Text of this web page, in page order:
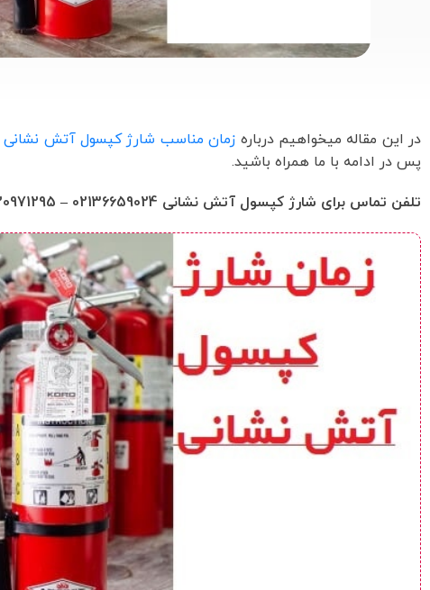
در این مقاله میخواهیم درباره زمان مناسب شارژ کپسول آتش نشانی
پس در ادامه با ما همراه باشید.
تلفن تماس برای شارژ کپسول آتش نشانی 02136659024 – 09120971295